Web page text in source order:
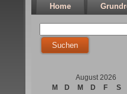
Home
August 2026
M
D M D F S